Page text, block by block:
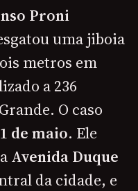
Proni
uma jiboia
metros em
a 236
O caso
de maio. Ele
Avenida Duque
da cidade, e